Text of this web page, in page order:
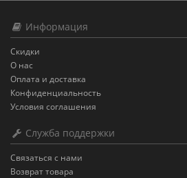
Информация
Скидки
О нас
Оплата и доставка
Конфиденциальность
Условия соглашения
Служба поддержки
Связаться с нами
Возврат товара